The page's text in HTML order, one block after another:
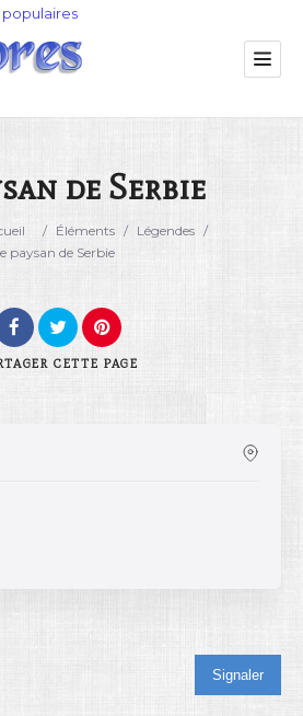
de Serbie
/ Éléments / Légendes /
paysan de Serbie
CETTE PAGE
Signaler